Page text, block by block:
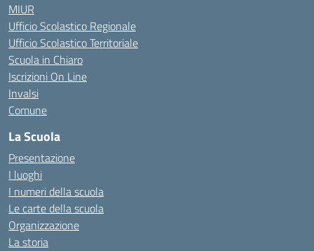
MIUR
Ufficio Scolastico Regionale
Ufficio Scolastico Territoriale
Scuola in Chiaro
Iscrizioni On Line
Invalsi
Comune
La Scuola
Presentazione
I luoghi
I numeri della scuola
Le carte della scuola
Organizzazione
La storia